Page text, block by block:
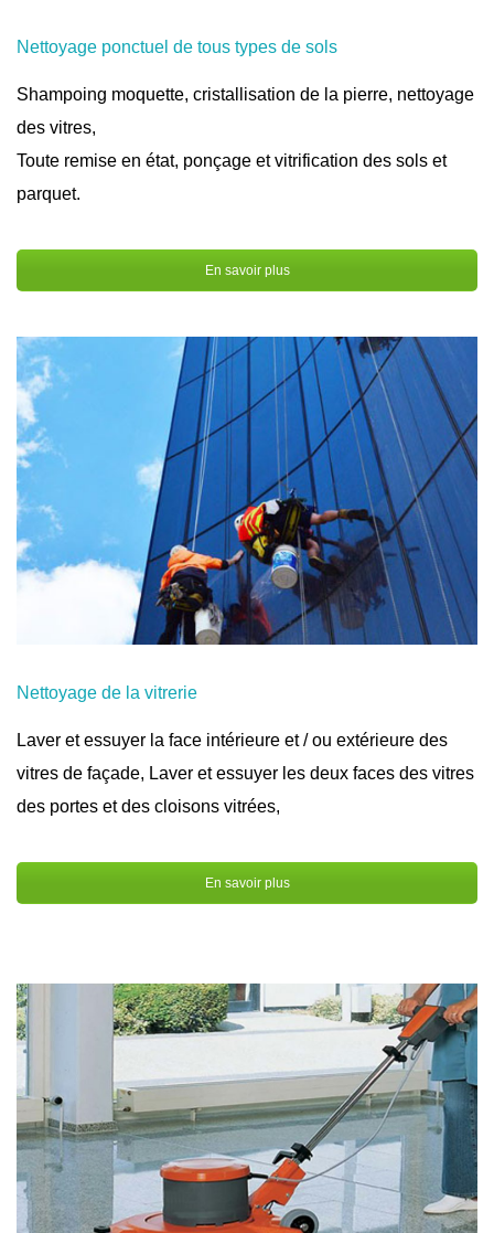
Nettoyage ponctuel de tous types de sols
Shampoing moquette, cristallisation de la pierre, nettoyage
des vitres,
Toute remise en état, ponçage et vitrification des sols et
parquet.
En savoir plus
Nettoyage de la vitrerie
Laver et essuyer la face intérieure et / ou extérieure des
vitres de façade, Laver et essuyer les deux faces des vitres
des portes et des cloisons vitrées,
En savoir plus